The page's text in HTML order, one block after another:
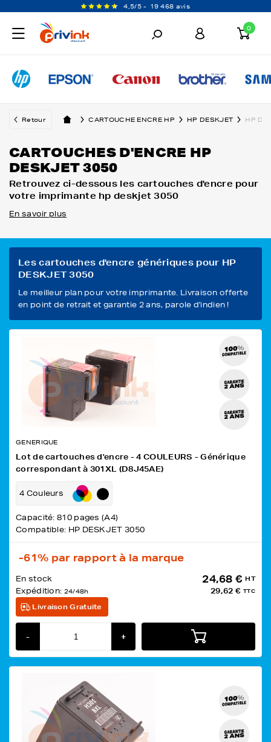
4,5/5 - 19 468 avis
0
Retour CARTOUCHE ENCRE HP HP DESKJET HP
CARTOUCHES D'ENCRE HP
DESKJET 3050
Retrouvez ci-dessous les cartouches d'encre pour
votre imprimante hp deskjet 3050
En savoir plus
Les cartouches d'encre génériques pour HP
DESKJET 3050
Le meilleur plan pour votre imprimante. Livraison offerte
en point de retrait et garantie 2 ans, parole d'indien !
GENERIQUE
Lot de cartouches d'encre - 4 COULEURS - Générique
correspondant à 301XL (D8J45AE)
4 Couleurs
Capacité: 810 pages (A4)
Compatible: HP DESKJET 3050
-61% par rapport à la marque
En stock
Expédition: 24/48h
24,68 € HT
29,62 € TTC
Livraison Gratuite
- +